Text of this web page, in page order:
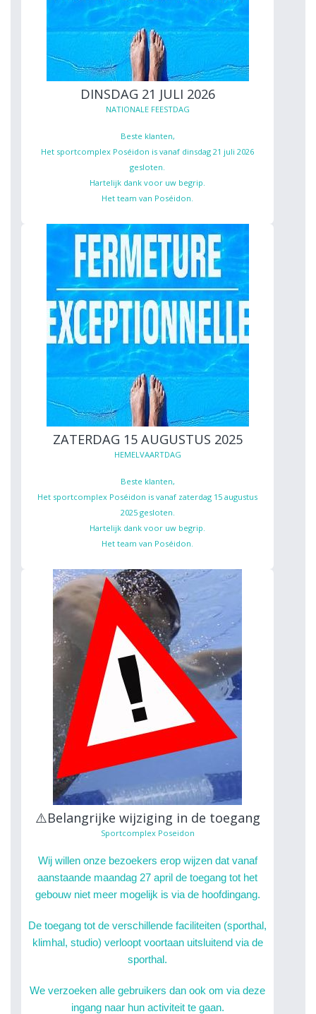
DINSDAG 21 JULI 2026
NATIONALE FEESTDAG
Beste klanten,
Het sportcomplex Poséidon is vanaf dinsdag 21 juli 2026
gesloten.
Hartelijk dank voor uw begrip.
Het team van Poséidon.
ZATERDAG 15 AUGUSTUS 2025
HEMELVAARTDAG
Beste klanten,
Het sportcomplex Poséidon is vanaf zaterdag 15 augustus
2025 gesloten.
Hartelijk dank voor uw begrip.
Het team van Poséidon.
⚠️Belangrijke wijziging in de toegang
Sportcomplex Poseidon
Wij willen onze bezoekers erop wijzen dat vanaf
aanstaande maandag 27 april de toegang tot het
gebouw niet meer mogelijk is via de hoofdingang.
De toegang tot de verschillende faciliteiten (sporthal,
klimhal, studio) verloopt voortaan uitsluitend via de
sporthal.
We verzoeken alle gebruikers dan ook om via deze
ingang naar hun activiteit te gaan.